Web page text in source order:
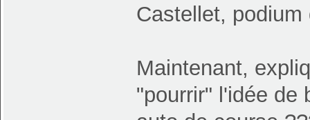
Castellet,
Maintenant,
"pourrir" l'idée de